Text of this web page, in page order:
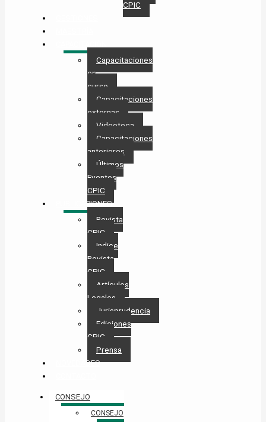
CPIC
Capacitaciones
en
curso
Capacitaciones
externas
Videoteca
Capacitaciones
anteriores
Últimos
Eventos
CPIC
PUBLICACIONES
Revista
CPIC
Indice
Revista
CPIC
Artículos
Legales
Jurisprudencia
Ediciones
CPIC
Prensa
NOVEDADES
CONSEJO
CONSEJO